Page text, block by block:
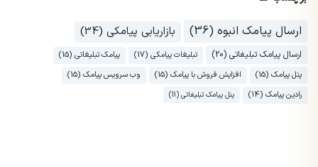
ارسال پیامک انبوه (36)
بازاریابی پیامکی (34)
ارسال پیامک تبلیغاتی (20) تبلیغات پیامکی (17)
پیامک تبلیغاتی (15)
پنل پیامک (15)
افزایش فروش با پیامک (15)
وب سرویس پیامک (15)
رادین پیامک (14)
پنل پیامک تبلیغاتی (11)